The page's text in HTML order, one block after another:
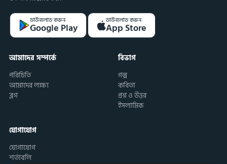
ডাউনলোড করুন
Google Play
ডাউনলোড করুন
App Store
আমাদের সম্পর্কে
পরিচিতি
আমাদের লক্ষ্য
ব্লগ
বিভাগ
গল্প
কবিতা
প্রশ্ন ও উত্তর
ইসলামিক
যোগাযোগ
যোগাযোগ
শর্তাবলি